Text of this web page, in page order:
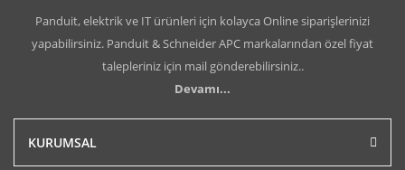
Panduit, elektrik ve IT ürünleri için kolayca Online siparişlerinizi
yapabilirsiniz. Panduit & Schneider APC markalarından özel fiyat
talepleriniz için mail gönderebilirsiniz..
Devamı...
KURUMSAL